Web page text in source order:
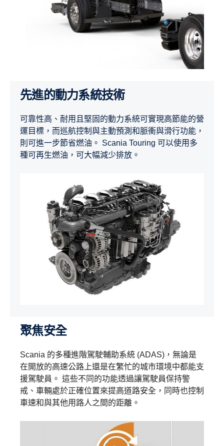
先進的動力系統技術
可靠性高、耐用且堅固的動力系統可實現高節能的營
運目標，而巡航控制與主動預測和脈衝與滑行功能，
則可進一步節省燃油。 Scania Touring 可以使用多
種可再生燃油，可大幅減少排放。
聚焦安全
Scania 的多種進階駕駛輔助系統 (ADAS)，無論是
在開放的高速公路上還是在繁忙的城市環境中都能支
援駕駛員。 這些不同的功能透過讓駕駛員保持警
戒、車輛處於正確位置來提高道路安全，同時也控制
車速和與其他用路人之間的距離。